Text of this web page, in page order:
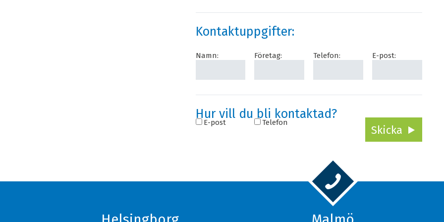
Kontaktuppgifter:
Namn: Företag: Telefon: E-post:
Hur vill du bli kontaktad?
E-post Telefon